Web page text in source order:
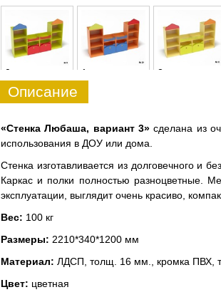
0 1 2
Описание
«Стенка Любаша, вариант 3»сделана из
использования в ДОУ или дома.
Стенка изготавливается из долговечного и
Каркас и полки полностью разноцветные.
эксплуатации, выглядит очень красиво,
Вес: 100 кг
Размеры: 2210*340*1200 мм
Материал: ЛДСП, толщ. 16 мм., кромка ПВХ,
Цвет: цветная